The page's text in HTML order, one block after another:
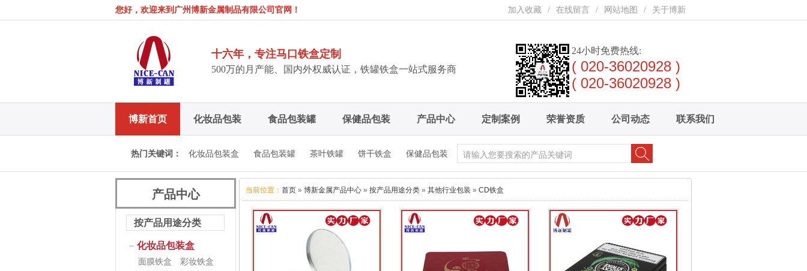
加入收藏 / 在线留言 / 网站地图 / 关于博新
您好，欢迎来到广州博新金属制品有限公司官网！
十六年，专注马口铁盒定制
500万的月产能、国内外权威认证，铁罐铁盒一站式服务商
24小时免费热线:
( 020-36020928 )
( 020-36020928 )
博新首页 化妆品包装 食品包装罐 保健品包装 产品中心 定制案例 荣誉资质 公司动态 联系我们
博新招聘
热门关键词： 化妆品包装盒 食品包装罐 茶叶铁罐 饼干铁盒 保健品包装
产品中心
按产品用途分类
化妆品包装盒
面膜铁盒
彩妆铁盒
当前位置： 首页 » 博新金属产品中心 » 按产品用途分类 » 其他行业包装 » CD铁盒